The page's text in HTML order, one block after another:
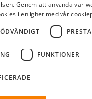
Genom att använda vår
i enlighet med vår
FUNKTIONER